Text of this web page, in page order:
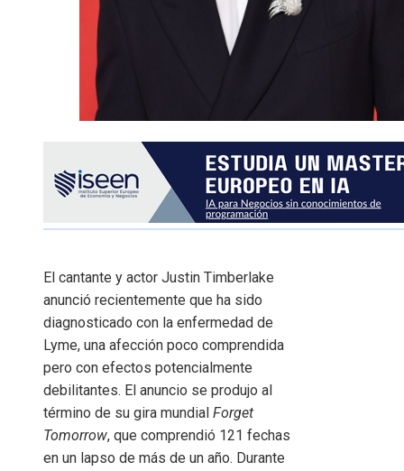
El cantante y actor Justin Timberlake
anunció recientemente que ha sido
diagnosticado con la enfermedad de
Lyme, una afección poco comprendida
pero con efectos potencialmente
debilitantes. El anuncio se produjo al
término de su gira mundial Forget
Tomorrow, que comprendió 121 fechas
en un lapso de más de un año. Durante